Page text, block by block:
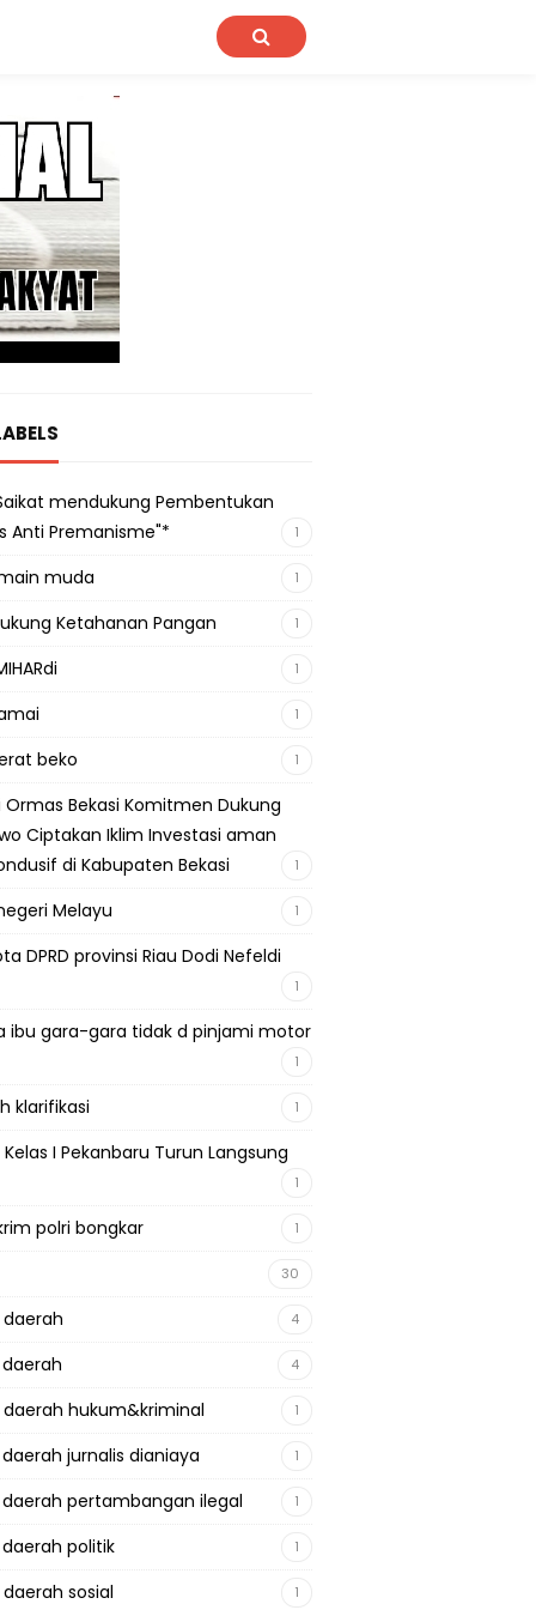
mendukung Pembentukan
Anti Premanisme"*
1
muda 1
Ketahanan Pangan 1
1
1
beko 1
Ormas Bekasi Komitmen Dukung
Ciptakan Iklim Investasi aman
di Kabupaten Bekasi
1
Melayu 1
DPRD provinsi Riau Dodi Nefeldi
1
ibu gara-gara tidak d pinjami motor
1
klarifikasi 1
Kelas I Pekanbaru Turun Langsung
1
polri bongkar 1
30
4
4
hukum&kriminal 1
jurnalis dianiaya 1
daerah pertambangan ilegal 1
politik 1
sosial 1